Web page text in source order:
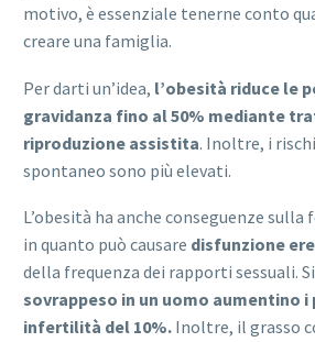
motivo, è essenziale tenerne conto
creare una famiglia.
Per darti un’idea, l’obesità riduce le
gravidanza fino al 50% mediante
riproduzione assistita. Inoltre, i
spontaneo sono più elevati.
L’obesità ha anche conseguenze
in quanto può causare disfunzione
della frequenza dei rapporti sessuali.
sovrappeso in un uomo aumentino i
infertilità del 10%. Inoltre, il grasso